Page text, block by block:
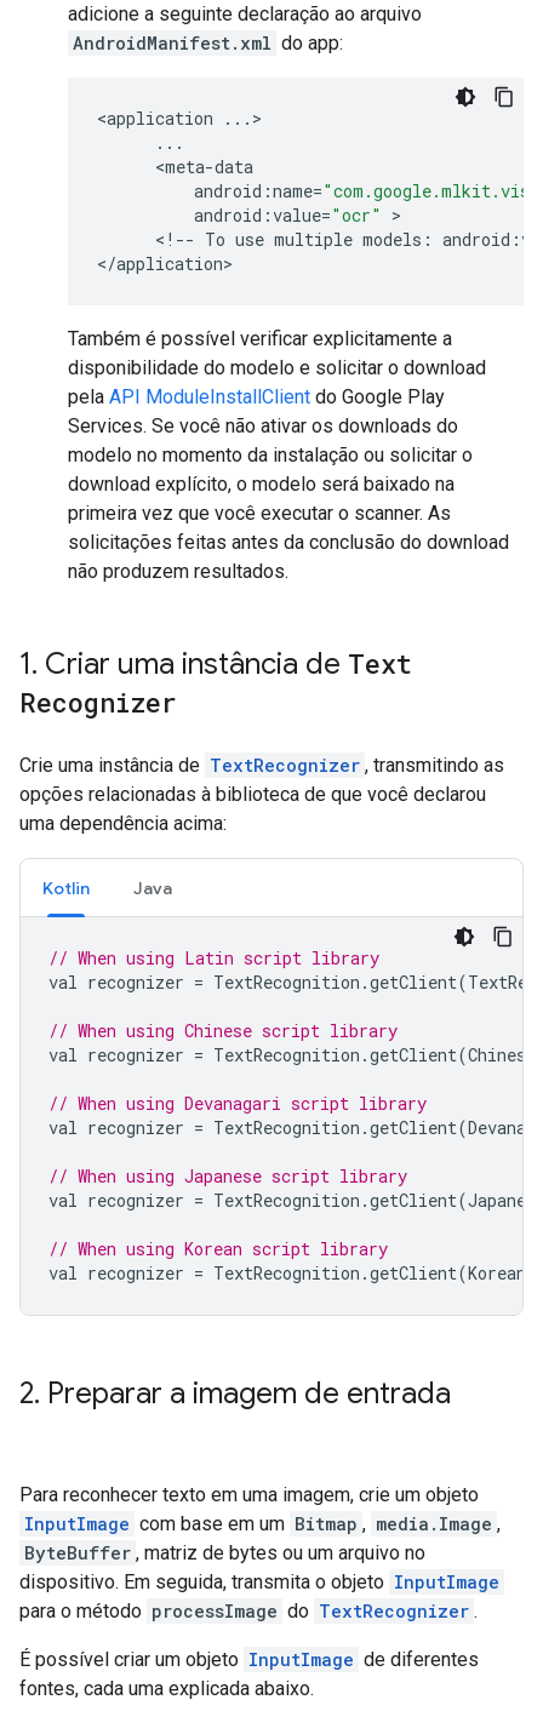
adicione a seguinte declaração ao arquivo
AndroidManifest.xml do app:
<application ... >
...
      <
meta-data
android :name=
android :value="ocr"
>
      <
! -- To use multiple models : android :
</application
Também é possível verificar explicitamente a
disponibilidade do modelo e solicitar o download
pela API ModuleInstallClient do Google Play
Services. Se você não ativar os downloads do
modelo no momento da instalação ou solicitar o
download explícito, o modelo será baixado na
primeira vez que você executar o scanner. As
solicitações feitas antes da conclusão do download
não produzem resultados.
1. Criar uma instância de Text
Recognizer
Crie uma instância de TextRecognizer , transmitindo as
opções relacionadas à biblioteca de que você declarou
uma dependência acima:
Kotlin Java
// When using Latin script library
val recognizer = TextRecognition .getClient(
// When using Chinese script library
val recognizer = TextRecognition .getClient(
// When using Devanagari script library
val recognizer = TextRecognition .getClient(
// When using Japanese script library
val recognizer = TextRecognition .getClient(
// When using Korean script library
val recognizer = TextRecognition .getClient(
2. Preparar a imagem de entrada
Para reconhecer texto em uma imagem, crie um objeto
InputImage com base em um Bitmap , media.Image ,
ByteBuffer , matriz de bytes ou um arquivo no
dispositivo. Em seguida, transmita o objeto InputImage
para o método processImage do TextRecognizer .
É possível criar um objeto InputImage de diferentes
fontes, cada uma explicada abaixo.